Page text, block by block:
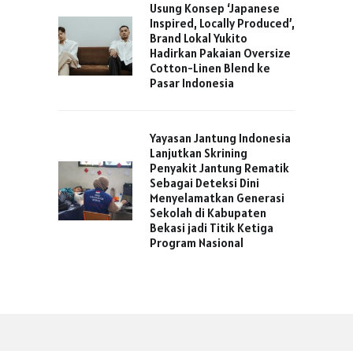
Usung Konsep ‘Japanese
Inspired, Locally Produced’,
Brand Lokal Yukito
Hadirkan Pakaian Oversize
Cotton-Linen Blend ke
Pasar Indonesia
Yayasan Jantung Indonesia
Lanjutkan Skrining
Penyakit Jantung Rematik
Sebagai Deteksi Dini
Menyelamatkan Generasi
Sekolah di Kabupaten
Bekasi jadi Titik Ketiga
Program Nasional